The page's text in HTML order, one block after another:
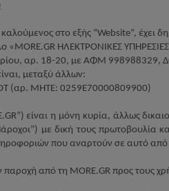
στο εξής “Website”, έχει
« MORE.GR ΗΛΕΚΤΡΟΝΙΚΕΣ
αρ. 18-20, με ΑΦΜ 998988329,
μεταξύ άλλων:
(αρ. ΜΗΤΕ: 0259Ε70000809900)
.GR”) είναι η μόνη κυρία, άλλως
με δική τους πρωτοβουλία
που αναρτούν σε αυτό
παροχή από τη MORE.GR προς τους